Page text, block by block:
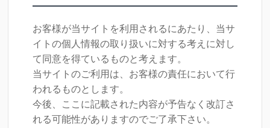
お客様が当サイトを利用されるにあたり、当サ
イトの個人情報の取り扱いに対する考えに対し
て同意を得ているものと考えます。
当サイトのご利用は、お客様の責任において行
われるものとします。
今後、ここに記載された内容が予告なく改訂さ
れる可能性がありますのでご了承下さい。